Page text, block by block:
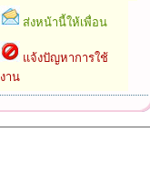
ส่งหน้านี้ให้เพื่อน
แจ้งปัญหาการใช้
งาน